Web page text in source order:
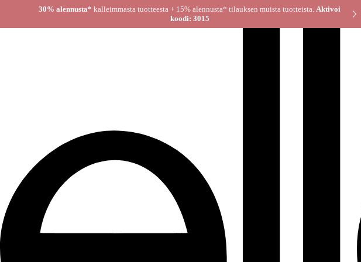
30% alennusta* kalleimmasta tuotteesta + 15% alennusta* tilauksen muista tuotteista. Aktivoi
koodi: 3015